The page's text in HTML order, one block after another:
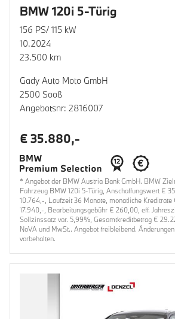
BMW 120i 5-Türig
156 PS/ 115 kW
10.2024
23.500 km
Gady Auto Moto GmbH
2500 Sooß
Angebotsnr: 2816007
€ 35.880,-
* Angebot der BMW Austria Bank GmbH. BMW
Fahrzeug BMW 120i 5-Türig, Anschaffungswert €
10.764,-, Laufzeit 36 Monate, monatliche
17.940,-, Bearbeitungsgebühr € 260,00, eff.
Sollzinssatz var. 5,99%, Gesamtkreditbetrag €
NoVA und MwSt.. Angebot freibleibend.
vorbehalten.